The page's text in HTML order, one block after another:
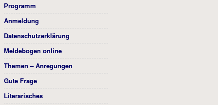
Programm
Anmeldung
Datenschutzerklärung
Meldebogen online
Themen – Anregungen
Gute Frage
Literarisches